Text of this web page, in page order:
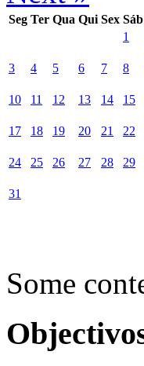
Seg Ter Qua Qui Sex Sáb
1
3 4 5 6 7 8
10 11 12 13 14 15
17 18 19 20 21 22
24 25 26 27 28 29
31
Some